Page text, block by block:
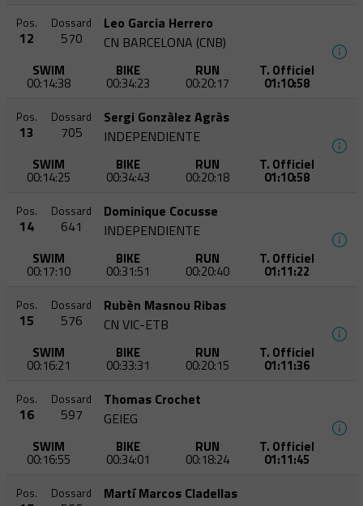
Pos.
12
Dossard
570
Leo Garcia Herrero
CN BARCELONA (CNB)
SWIM
00:14:38
BIKE
00:34:23
RUN
00:20:17
T. Officiel
01:10:58
Pos.
13
Dossard
705
Sergi Gonzàlez Agràs
INDEPENDIENTE
SWIM
00:14:25
BIKE
00:34:43
RUN
00:20:18
T. Officiel
01:10:58
Pos.
14
Dossard
641
Dominique Cocusse
INDEPENDIENTE
SWIM
00:17:10
BIKE
00:31:51
RUN
00:20:40
T. Officiel
01:11:22
Pos.
15
Dossard
576
Rubèn Masnou Ribas
CN VIC-ETB
SWIM
00:16:21
BIKE
00:33:31
RUN
00:20:15
T. Officiel
01:11:36
Pos.
16
Dossard
597
Thomas Crochet
GEIEG
SWIM
00:16:55
BIKE
00:34:01
RUN
00:18:24
T. Officiel
01:11:45
Pos. Dossard
Martí Marcos Cladellas